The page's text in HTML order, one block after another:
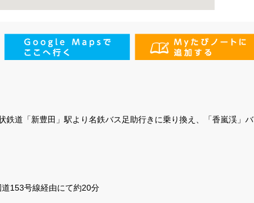
鉄道「新豊田」駅より名鉄バス足助行きに乗り換え、「香嵐渓」バ
153号線経由にて約20分